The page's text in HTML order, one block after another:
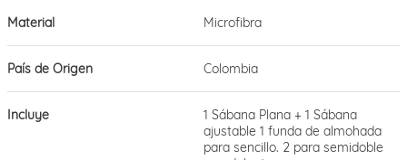
Material Microfibra
País de Origen Colombia
Incluye
1 Sábana Plana + 1 Sábana
ajustable 1 funda de almohada
para sencillo. 2 para semidoble